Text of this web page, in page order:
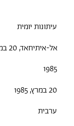
עיתונות יומית
אל-איתיחאד, 20 במרץ, 1985, עמ' 6
1985
20 במרץ, 1985
ערבית